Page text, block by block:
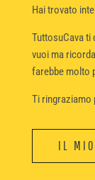
Hai trovato
TuttosuCava ti
vuoi ma
farebbe molto
Ti ringraziamo
IL MIO